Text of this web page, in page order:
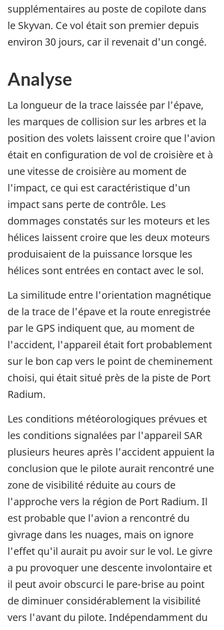
supplémentaires au poste de copilote dans
le Skyvan. Ce vol était son premier depuis
environ 30 jours, car il revenait d'un congé.
Analyse
La longueur de la trace laissée par l'épave,
les marques de collision sur les arbres et la
position des volets laissent croire que l'avion
était en configuration de vol de croisière et à
une vitesse de croisière au moment de
l'impact, ce qui est caractéristique d'un
impact sans perte de contrôle. Les
dommages constatés sur les moteurs et les
hélices laissent croire que les deux moteurs
produisaient de la puissance lorsque les
hélices sont entrées en contact avec le sol.
La similitude entre l'orientation magnétique
de la trace de l'épave et la route enregistrée
par le GPS indiquent que, au moment de
l'accident, l'appareil était fort probablement
sur le bon cap vers le point de cheminement
choisi, qui était situé près de la piste de Port
Radium.
Les conditions météorologiques prévues et
les conditions signalées par l'appareil SAR
plusieurs heures après l'accident appuient la
conclusion que le pilote aurait rencontré une
zone de visibilité réduite au cours de
l'approche vers la région de Port Radium. Il
est probable que l'avion a rencontré du
givrage dans les nuages, mais on ignore
l'effet qu'il aurait pu avoir sur le vol. Le givre
a pu provoquer une descente involontaire et
il peut avoir obscurci le pare-brise au point
de diminuer considérablement la visibilité
vers l'avant du pilote. Indépendamment du